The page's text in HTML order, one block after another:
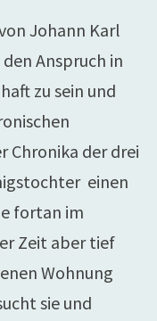
Johann Karl
Anspruch in
zu sein und
Chronika der drei
einen
fortan im
Zeit aber tief
Wohnung
sie und